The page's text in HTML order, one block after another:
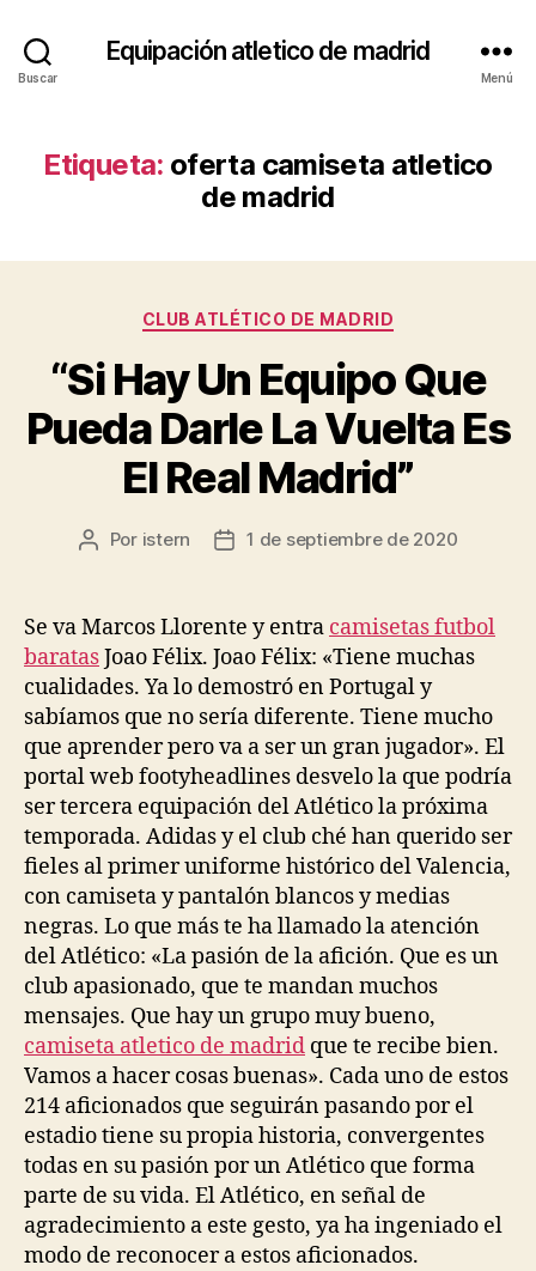
Buscar
Equipación atletico de madrid
Menú
Etiqueta: oferta camiseta atletico
de madrid
Categorías
CLUB ATLÉTICO DE MADRID
“Si Hay Un Equipo Que
Pueda Darle La Vuelta Es
El Real Madrid”
Autor
entrada
Por istern
Fecha
entrada
1 de septiembre de 2020
Se va Marcos Llorente y entra camisetas futbol
baratasJoao Félix. Joao Félix: «Tiene muchas
cualidades. Ya lo demostró en Portugal y
sabíamos que no sería diferente. Tiene mucho
que aprender pero va a ser un gran jugador». El
portal web footyheadlines desvelo la que podría
ser tercera equipación del Atlético la próxima
temporada. Adidas y el club ché han querido ser
fieles al primer uniforme histórico del Valencia,
con camiseta y pantalón blancos y medias
negras. Lo que más te ha llamado la atención
del Atlético: «La pasión de la afición. Que es un
club apasionado, que te mandan muchos
mensajes. Que hay un grupo muy bueno,
camiseta atletico de madrid que te recibe bien.
Vamos a hacer cosas buenas». Cada uno de estos
214 aficionados que seguirán pasando por el
estadio tiene su propia historia, convergentes
todas en su pasión por un Atlético que forma
parte de su vida. El Atlético, en señal de
agradecimiento a este gesto, ya ha ingeniado el
modo de reconocer a estos aficionados.